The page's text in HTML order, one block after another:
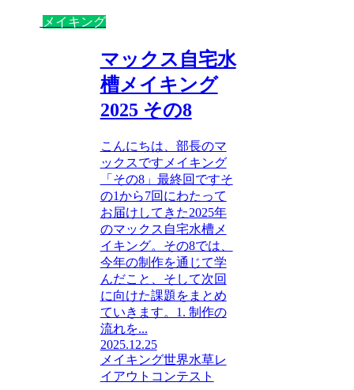
メイキング
マックス自宅水
槽メイキング
2025 その8
こんにちは、部長のマ
ックスですメイキング
「その8」最終回ですそ
の1から7回にわたって
お届けしてきた2025年
のマックス自宅水槽メ
イキング。その8では、
今年の制作を通じて学
んだこと、そして次回
に向けた課題をまとめ
ていきます。1. 制作の
流れを...
2025.12.25
メイキング世界水草レ
イアウトコンテスト